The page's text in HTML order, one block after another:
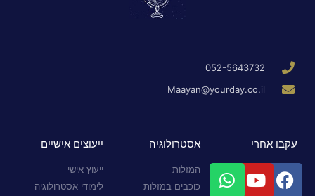
052-5643732
Maayan@yourday.co.il
עקבו אחרי אסטרולוגיה
המזלות
כוכבים במזלות
ייעוצים אישיים
ייעוץ אישי
לימודי אסטרולוגיה